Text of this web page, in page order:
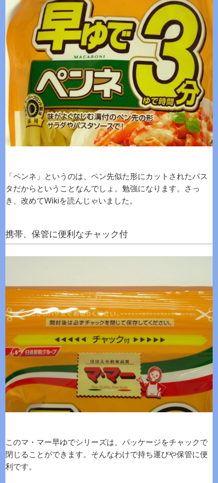
「ペンネ」というのは、ペン先似た形にカットされたパス
タだからということなんでしょ。勉強になります。さっ
き、改めてWikiを読んじゃいました。
携帯、保管に便利なチャック付
このマ・マー早ゆでシリーズは、パッケージをチャックで
閉じることができます。そんなわけで持ち運びや保管に便
利です。